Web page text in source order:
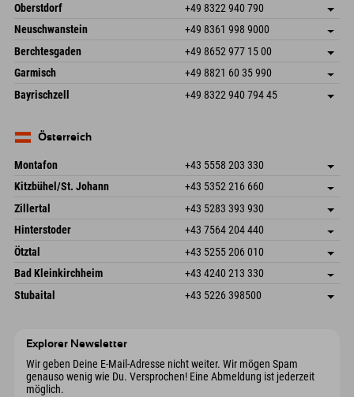
Oberstdorf +49 8322 940 790
An der Breitach 3
Deutschland
Adresse speichern
Buchen
Neuschwanstein +49 8361 998 9000
An der Riese 45
87484 Nesselwang im Allgäu
Deutschland
Adresse speichern
Anreiseinfos
Buchen
Berchtesgaden +49 8652 977 15 00
Hofreitstr. 7
Deutschland
Adresse speichern
Buchen
Garmisch +49 8821 60 35 990
Frickenstraße 22
82490 Farchant
Adresse speichern
Anreiseinfos
Bayrischzell +49 8322 940 794 45
Deutschland
Österreich
Montafon +43 5558 203 330
Dorfstr. 127b
6793 Gaschurn/Montafon
Österreich
Adresse speichern
Buchen
Kitzbühel/St. Johann +43 5352 216 660
Speckbacherstraße 87
6380 St. Johann in Tirol
Österreich
Adresse speichern
Anreiseinfos
Buchen
Zillertal +43 5283 393 930
Schmiedau 2
Österreich
Adresse speichern
Buchen
Hinterstoder +43 7564 204 440
Freizeitpark 10
4573 Hinterstoder
Österreich
Adresse speichern
Anreiseinfos
Buchen
Ötztal +43 5255 206 010
Gscheat 14
Österreich
Adresse speichern
Buchen
Bad Kleinkirchheim +43 4240 213 330
Dorfstraße 24
9546 Bad Kleinkirchheim
Adresse speichern
Anreiseinfos
Stubaital +43 5226 398500
Explorer Newsletter
Wir geben Deine E-Mail-Adresse nicht weiter. Wir mögen Spam
genauso wenig wie Du. Versprochen! Eine Abmeldung ist jederzeit
möglich.